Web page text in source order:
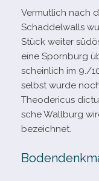
Vermutlich nach
Schaddelwalls
Stück wei­ter
eine Spornburg
schein­lich im 9./
selbst wurde
Theodericus
sche Wallburg
bezeichnet.